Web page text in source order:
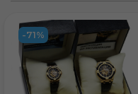
-71%